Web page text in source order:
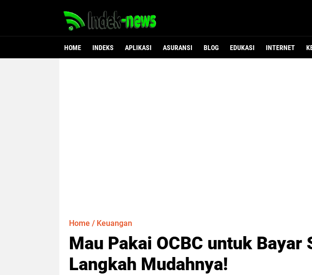
HOME INDEKS APLIKASI ASURANSI BLOG EDUKASI INTERNET
Home / Keuangan
Mau Pakai OCBC untuk Bayar
Langkah Mudahnya!